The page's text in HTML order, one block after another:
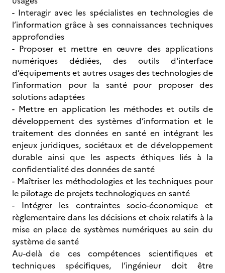
- Interagir avec les spécialistes en technologies de
l’information grâce à ses connaissances techniques
approfondies
- Proposer et mettre en œuvre des applications
numériques dédiées, des outils d'interface
d’équipements et autres usages des technologies de
l’information pour la santé pour proposer des
solutions adaptées
- Mettre en application les méthodes et outils de
développement des systèmes d’information et le
traitement des données en santé en intégrant les
enjeux juridiques, sociétaux et de développement
durable ainsi que les aspects éthiques liés à la
confidentialité des données de santé
- Maîtriser les méthodologies et les techniques pour
le pilotage de projets technologiques en santé
- Intégrer les contraintes socio-économique et
règlementaire dans les décisions et choix relatifs à la
mise en place de systèmes numériques au sein du
système de santé
Au-delà de ces compétences scientifiques et
techniques spécifiques, l’ingénieur doit être